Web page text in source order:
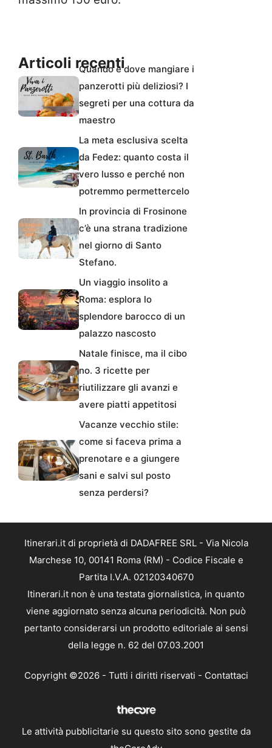
Articoli recentiQuando e dove mangiare i
panzerotti più deliziosi? I
segreti per una cottura da
maestro
La meta esclusiva scelta
da Fedez: quanto costa il
vero lusso e perché non
potremmo permettercelo
In provincia di Frosinone
c’è una strana tradizione
nel giorno di Santo
Stefano.
Un viaggio insolito a
Roma: esplora lo
splendore barocco di un
palazzo nascosto
Natale finisce, ma il cibo
no. 3 ricette per
riutilizzare gli avanzi e
avere piatti appetitosi
Vacanze vecchio stile:
come si faceva prima a
prenotare e a giungere
sani e salvi sul posto
senza perdersi?
Itinerari.it di proprietà di DADAFREE SRL - Via Nicola
Marchese 10, 00141 Roma (RM) - Codice Fiscale e
Partita I.V.A. 02120340670
Itinerari.it non è una testata giornalistica, in quanto
viene aggiornato senza alcuna periodicità. Non può
pertanto considerarsi un prodotto editoriale ai sensi
della legge n. 62 del 07.03.2001
Copyright ©2026 - Tutti i diritti riservati - Contattaci
Le attività pubblicitarie su questo sito sono gestite da